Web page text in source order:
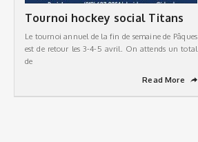
Tournoi hockey social Titans
Le tournoi annuel de la fin de semaine de Pâques
est de retour les 3-4-5 avril. On attends un total
de
Read More
➦